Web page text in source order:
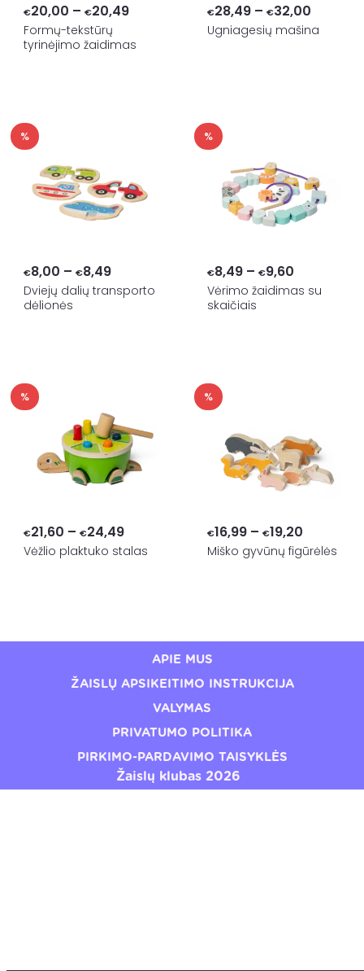
€20,00 – €20,49Price
€20,00
Formų-tekstūrų
tyrinėjimo žaidimas
€28,49 – €32,00Price
range:
Ugniagesių mašina
%
€8,00 – €8,49Price
range:
Dviejų dalių transporto
dėlionės
%
€8,49 – €9,60Price
range:
Vėrimo žaidimas su
skaičiais
%
€21,60 – €24,49Price
range:
Vėžlio plaktuko stalas
%
€16,99 – €19,20Price
range:
Miško gyvūnų figūrėlės
APIE MUS
ŽAISLŲ APSIKEITIMO INSTRUKCIJA
VALYMAS
PRIVATUMO POLITIKA
PIRKIMO-PARDAVIMO TAISYKLĖS
Žaislų klubas 2026